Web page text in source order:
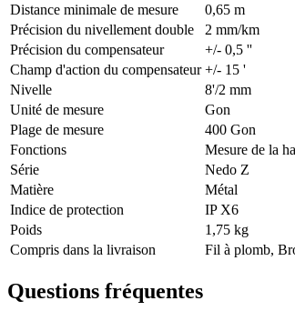
Distance minimale de mesure
0,65 m
Précision du nivellement double
2 mm/km
Précision du compensateur
+/- 0,5 ''
Champ d'action du compensateur +/- 15 '
Nivelle
8'/2 mm
Unité de mesure
Gon
Plage de mesure
400 Gon
Fonctions
Mesure de la
Série
Nedo Z
Matière
Métal
Indice de protection
IP X6
Poids
1,75 kg
Compris dans la livraison
Fil à plomb,
Questions fréquentes